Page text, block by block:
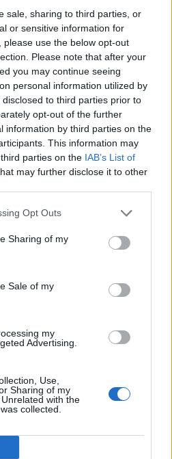
sale, sharing to third parties, or
or sensitive information for
use the below opt-out
Please note that after your
you may continue seeing
personal information utilized by
to third parties prior to
opt-out of the further
information by third parties on the
This information may
parties on the IAB’s List of
may further disclose it to other
Opt Outs
Sharing of my
Sale of my
my
Advertising.
Use,
Sharing of my
with the
collected.
ΕΞΑΦΑΝΙΣΜΕΝΑ ΠΑΙΔΙΑ
ΙΔΙΑ ΚΑΤΗΓΟΡΙΑ
σε ηλικία 56 ετών
πολυετή μάχη με τον